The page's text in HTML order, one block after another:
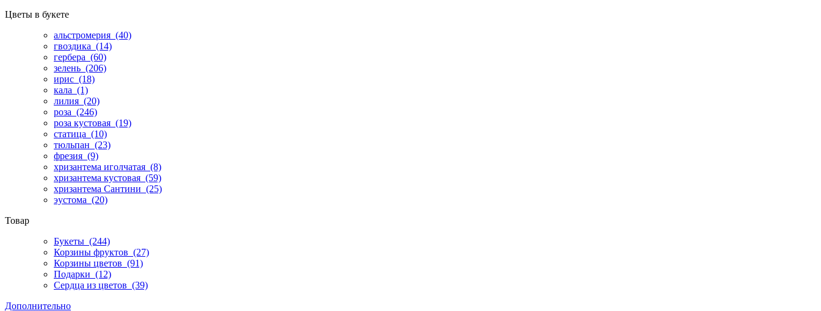
Цветы в букете
альстромерия (40)
гвоздика (14)
гербера (60)
зелень (206)
ирис (18)
кала (1)
лилия (20)
роза (246)
роза кустовая (19)
статица (10)
тюльпан (23)
фрезия (9)
хризантема иголчатая (8)
хризантема кустовая (59)
хризантема Сантини (25)
эустома (20)
Товар
Букеты (244)
Корзины фруктов (27)
Корзины цветов (91)
Подарки (12)
Сердца из цветов (39)
Дополнительно